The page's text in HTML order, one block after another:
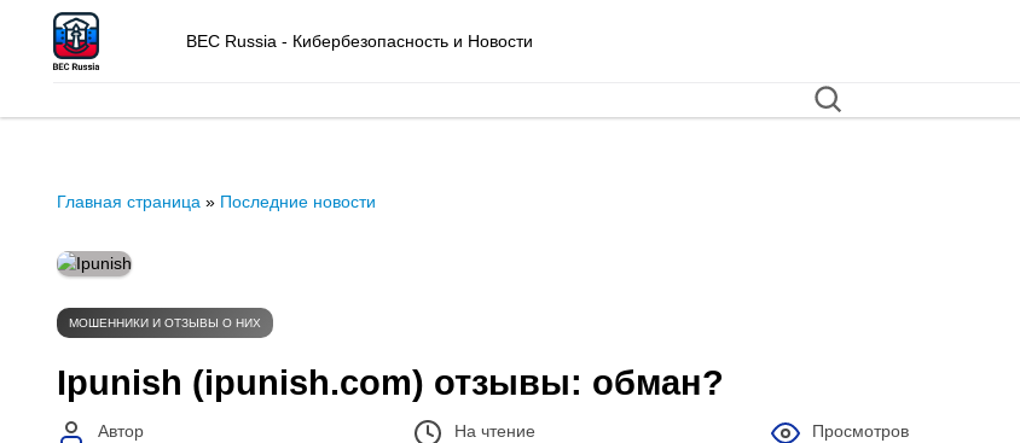
BEC Russia - Кибербезопасность и Новости
Главная страница » Последние новости
МОШЕННИКИ И ОТЗЫВЫ О НИХ
Ipunish (ipunish.com) отзывы: обман?
Автор
На чтение
Просмотров